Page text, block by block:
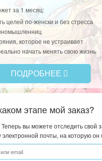
за 1 месяц:
целей по-женски и без стресса
которое не устраивает
начать менять свою жизнь
ПОДРОБНЕЕ
этапе мой заказ?
вы можете отследить свой
почты, на которую